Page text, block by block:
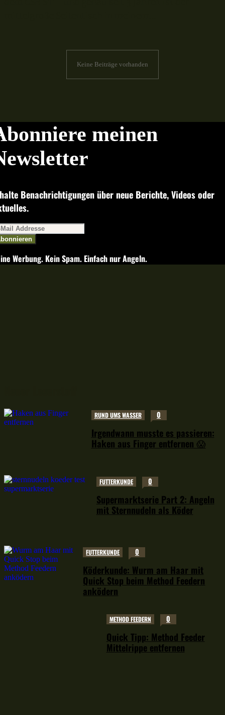
Keine Beiträge vorhanden
meinen
Benachrichtigungen über neue Berichte, Videos oder
Werbung. Kein Spam. Einfach nur Angeln.
RUND UMS WASSER 0
Irgendwann musste es passieren:
Haken aus Finger entfernen 😱
FUTTERKUNDE 0
Supermarktserie Part 2: Angeln
mit Sternnudeln als Köder
FUTTERKUNDE 0
Köderkunde: Wurm am Haar mit
Quick Stop beim Method Feedern
anködern
METHOD FEEDERN 0
Quick Tipp: Method Feeder
Mittelrippe entfernen